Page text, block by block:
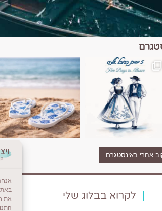
את
פשוט יותר. החול, הי
בעולם שמרגישות כמו מסע בזמן. רומא היא
אחרי באינסטגרם
לקרוא בבלוג שלי